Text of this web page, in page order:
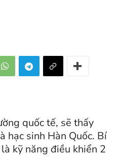
quốc tế, sẽ thấy
hạc sinh Hàn Quốc. Bí
kỹ năng điều khiển 2